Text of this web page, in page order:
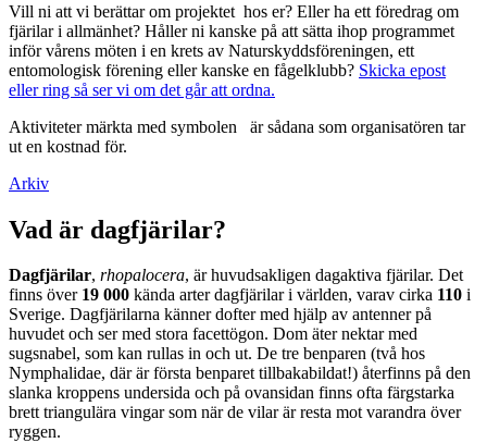
Vill ni att vi berättar om projektet hos er? Eller ha ett föredrag om
fjärilar i allmänhet? Håller ni kanske på att sätta ihop programmet
inför vårens möten i en krets av Naturskyddsföreningen, ett
entomologisk förening eller kanske en fågelklubb? Skicka epost
eller ring så ser vi om det går att ordna.
Aktiviteter märkta med symbolen
är sådana som organisatören tar
ut en kostnad för.
Arkiv
Vad är dagfjärilar?
Dagfjärilar, rhopalocera, är huvudsakligen dagaktiva fjärilar. Det
finns över 19 000 kända arter dagfjärilar i världen, varav cirka 110 i
Sverige. Dagfjärilarna känner dofter med hjälp av antenner på
huvudet och ser med stora facettögon. Dom äter nektar med
sugsnabel, som kan rullas in och ut. De tre benparen (två hos
Nymphalidae, där är första benparet tillbakabildat!) återfinns på den
slanka kroppens undersida och på ovansidan finns ofta färgstarka
brett triangulära vingar som när de vilar är resta mot varandra över
ryggen.